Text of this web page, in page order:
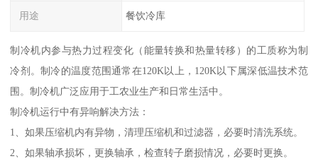
用途 餐饮冷库
制冷机内参与热力过程变化（能量转换和热量转移）的工质称为制
冷剂。制冷的温度范围通常在120K以上，120K以下属深低温技术范
围。制冷机广泛应用于工农业生产和日常生活中。
制冷机运行中有异响解决方法：
1、如果压缩机内有异物，清理压缩机和过滤器，必要时清洗系统。
2、如果轴承损坏，更换轴承，检查转子磨损情况，必要时更换。